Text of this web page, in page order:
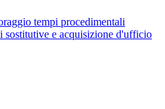
tempi procedimentali
sostitutive e acquisizione d'ufficio